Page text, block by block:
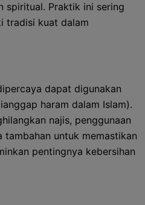
spiritual. Praktik ini sering
tradisi kuat dalam
dapat digunakan
haram dalam Islam).
najis, penggunaan
untuk memastikan
pentingnya kebersihan